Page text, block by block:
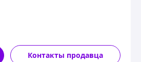
Контакты продавца